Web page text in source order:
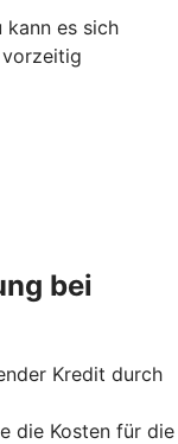
kann es sich
vorzeitig
bei
Kredit durch
die Kosten für die